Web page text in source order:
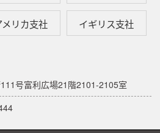
メリカ支社 イギリス支社
号富利広場21階2101-2105室